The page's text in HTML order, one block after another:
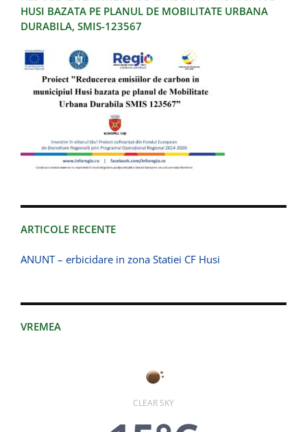
HUSI BAZATA PE PLANUL DE MOBILITATE URBANA
DURABILA, SMIS-123567
ARTICOLE RECENTE
ANUNT – erbicidare in zona Statiei CF Husi
VREMEA
CLEAR SKY